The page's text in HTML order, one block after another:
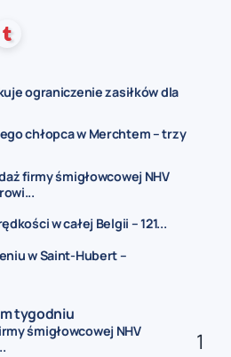
ograniczenie zasiłków dla
chłopca w Merchtem – trzy
firmy śmigłowcowej NHV
w całej Belgii – 121...
w Saint-Hubert –
tygodniu
śmigłowcowej NHV